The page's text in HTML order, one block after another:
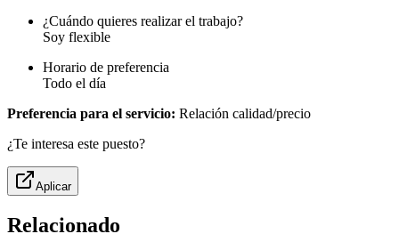
¿Cuándo quieres realizar el trabajo?
Soy flexible
Horario de preferencia
Todo el día
Preferencia para el servicio: Relación calidad/precio
¿Te interesa este puesto?
Aplicar
Relacionado